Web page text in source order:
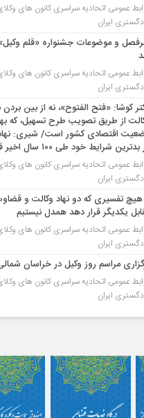
عمومی اتحادیه سراسری کانون های
ایران
و موضوعات جشنواره «قلم وکیل»
عمومی اتحادیه سراسری کانون های
ایران
کوشا: «فتح الفتوح»، نه از بین بردن
از طریق تصویب طرح تسهیل، که
اقتصادی کشور است/ شیری:
شرایط خود طی ۱۰۰ سال اخیر قرار دارد
عمومی اتحادیه سراسری کانون های
ایران
هیچ تفسیری که دو نهاد وکالت و
یکدیگر قرار دهد همدل نیستیم
عمومی اتحادیه سراسری کانون های
ایران
مراسم روز وکیل در خراسان
عمومی اتحادیه سراسری کانون های
ایران